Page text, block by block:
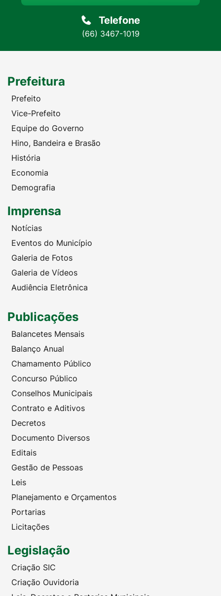
Telefone
(66) 3467-1019
Prefeitura
Prefeito
Vice-Prefeito
Equipe do Governo
Hino, Bandeira e Brasão
História
Economia
Demografia
Imprensa
Notícias
Eventos do Município
Galeria de Fotos
Galeria de Vídeos
Audiência Eletrônica
Publicações
Balancetes Mensais
Balanço Anual
Chamamento Público
Concurso Público
Conselhos Municipais
Contrato e Aditivos
Decretos
Documento Diversos
Editais
Gestão de Pessoas
Leis
Planejamento e Orçamentos
Portarias
Licitações
Legislação
Criação SIC
Criação Ouvidoria